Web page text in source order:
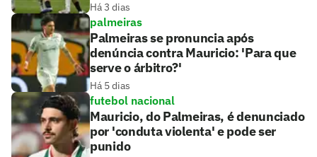
Há 3 dias
palmeiras
Palmeiras se pronuncia após
denúncia contra Mauricio: 'Para que
serve o árbitro?'
Há 5 dias
futebol nacional
Mauricio, do Palmeiras, é denunciado
por 'conduta violenta' e pode ser
punido